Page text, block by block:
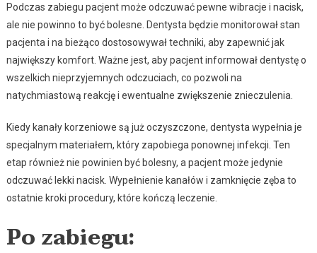
Podczas zabiegu pacjent może odczuwać pewne wibracje i nacisk,
ale nie powinno to być bolesne. Dentysta będzie monitorował stan
pacjenta i na bieżąco dostosowywał techniki, aby zapewnić jak
największy komfort. Ważne jest, aby pacjent informował dentystę o
wszelkich nieprzyjemnych odczuciach, co pozwoli na
natychmiastową reakcję i ewentualne zwiększenie znieczulenia.
Kiedy kanały korzeniowe są już oczyszczone, dentysta wypełnia je
specjalnym materiałem, który zapobiega ponownej infekcji. Ten
etap również nie powinien być bolesny, a pacjent może jedynie
odczuwać lekki nacisk. Wypełnienie kanałów i zamknięcie zęba to
ostatnie kroki procedury, które kończą leczenie.
Po zabiegu: